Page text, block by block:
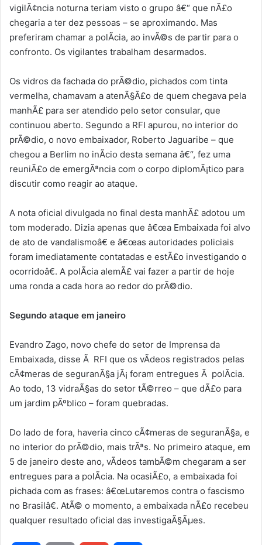
vigilÃ¢ncia noturna teriam visto o grupo â€“ que nÃ£o
chegaria a ter dez pessoas – se aproximando. Mas
preferiram chamar a polÃ­cia, ao invÃ©s de partir para o
confronto. Os vigilantes trabalham desarmados.
Os vidros da fachada do prÃ©dio, pichados com tinta
vermelha, chamavam a atenÃ§Ã£o de quem chegava pela
manhÃ£ para ser atendido pelo setor consular, que
continuou aberto. Segundo a RFI apurou, no interior do
prÃ©dio, o novo embaixador, Roberto Jaguaribe – que
chegou a Berlim no inÃ­cio desta semana â€“, fez uma
reuniÃ£o de emergÃªncia com o corpo diplomÃ¡tico para
discutir como reagir ao ataque.
A nota oficial divulgada no final desta manhÃ£ adotou um
tom moderado. Dizia apenas que â€œa Embaixada foi alvo
de ato de vandalismoâ€ e â€œas autoridades policiais
foram imediatamente contatadas e estÃ£o investigando o
ocorridoâ€. A polÃ­cia alemÃ£ vai fazer a partir de hoje
uma ronda a cada hora ao redor do prÃ©dio.
Segundo ataque em janeiro
Evandro Zago, novo chefe do setor de Imprensa da
Embaixada, disse Ã RFI que os vÃ­deos registrados pelas
cÃ¢meras de seguranÃ§a jÃ¡ foram entregues Ã polÃ­cia.
Ao todo, 13 vidraÃ§as do setor tÃ©rreo – que dÃ£o para
um jardim pÃºblico – foram quebradas.
Do lado de fora, haveria cinco cÃ¢meras de seguranÃ§a, e
no interior do prÃ©dio, mais trÃªs. No primeiro ataque, em
5 de janeiro deste ano, vÃ­deos tambÃ©m chegaram a ser
entregues para a polÃ­cia. Na ocasiÃ£o, a embaixada foi
pichada com as frases: â€œLutaremos contra o fascismo
no Brasilâ€. AtÃ© o momento, a embaixada nÃ£o recebeu
qualquer resultado oficial das investigaÃ§Ãµes.